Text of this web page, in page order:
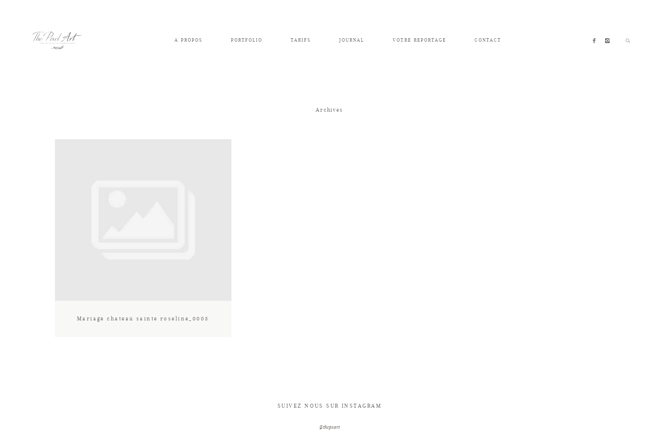
A PROPOS PORTFOLIO TARIFS JOURNAL VOTRE REPORTAGE CONTACT
Archives
Mariage chateau sainte roseline_0005
SUIVEZ NOUS SUR INSTAGRAM
@thepxart